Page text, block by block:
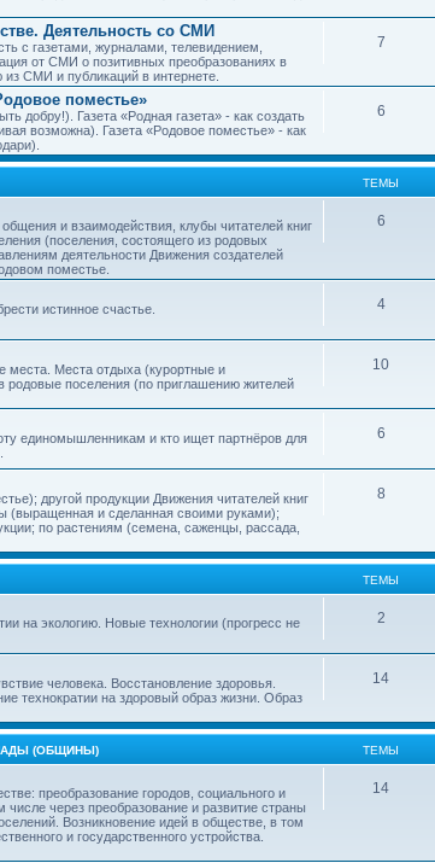
Деятельность со СМИ
с газетами, журналами, телевидением,
от СМИ о позитивных преобразованиях в
СМИ и публикаций в интернете.
7
поместье»
добру!). Газета «Родная газета» - как создать
возможна). Газета «Родовое поместье» - как
6
ТЕМЫ
и взаимодействия, клубы читателей книг
(поселения, состоящего из родовых
деятельности Движения создателей
поместье.
6
истинное счастье.
4
места. Места отдыха (курортные и
поселения (по приглашению жителей
10
единомышленникам и кто ищет партнёров для
6
другой продукции Движения читателей книг
(выращенная и сделанная своими руками);
по растениям (семена, саженцы, рассада,
8
ТЕМЫ
на экологию. Новые технологии (прогресс не
2
человека. Восстановление здоровья.
технократии на здоровый образ жизни. Образ
14
(ОБЩИНЫ) ТЕМЫ
преобразование городов, социального и
числе через преобразование и развитие страны
Возникновение идей в обществе, в том
и государственного устройства.
14